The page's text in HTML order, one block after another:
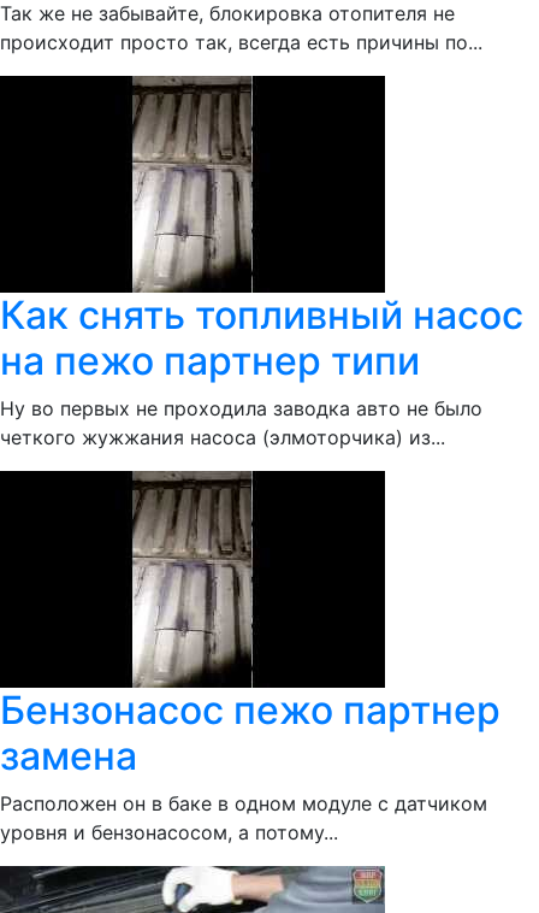
Так же не забывайте, блокировка отопителя не
происходит просто так, всегда есть причины по...
Как снять топливный насос
на пежо партнер типи
Ну во первых не проходила заводка авто не было
четкого жужжания насоса (элмоторчика) из...
Бензонасос пежо партнер
замена
Расположен он в баке в одном модуле с датчиком
уровня и бензонасосом, а потому...